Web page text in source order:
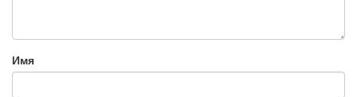
Имя